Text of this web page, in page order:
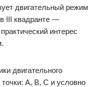
двигательный режим
III квадранте —
интерес
двигательного
А, В, С и условно